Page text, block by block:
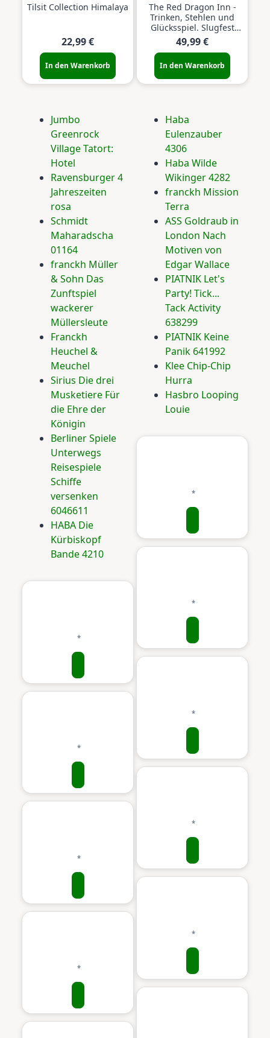
Tilsit Collection Himalaya
22,99 €
In den Warenkorb
The Red Dragon Inn -
Trinken, Stehlen und
Glücksspiel. Slugfest
Spiele
49,99 €
In den Warenkorb
Jumbo
Greenrock
Village Tatort:
Hotel
Ravensburger 4
Jahreszeiten
rosa
Schmidt
Maharadscha
01164
franckh Müller
& Sohn Das
Zunftspiel
wackerer
Müllersleute
Franckh
Heuchel &
Meuchel
Sirius Die drei
Musketiere Für
die Ehre der
Königin
Berliner Spiele
Unterwegs
Reisespiele
Schiffe
versenken
6046611
HABA Die
Kürbiskopf
Bande 4210
Haba
Eulenzauber
4306
Haba Wilde
Wikinger 4282
franckh Mission
Terra
ASS Goldraub in
London Nach
Motiven von
Edgar Wallace
PIATNIK Let's
Party! Tick...
Tack Activity
638299
PIATNIK Keine
Panik 641992
Klee Chip-Chip
Hurra
Hasbro Looping
Louie